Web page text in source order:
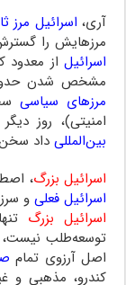
آری، اسرائیل مرز
مرزهایش را
اسرائیل از
مشخص شدن حدود
مرزهای سیاسی
امنیتی)، روز دیگر
بین‌المللی داد
اسرائیل بزرگ،
اسرائیل فعلی و
اسرائیل بزرگ
توسعه‌طلب نیست،
اصل آرزوی تمام
کندرو، مذهبی و